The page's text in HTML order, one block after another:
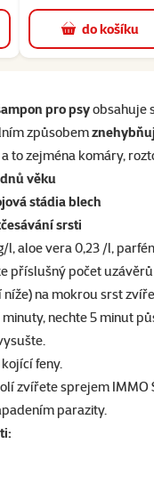
do košíku
pro psyobsahuje
způsobem
a to zejména komáry,
věku
stádia blech
srsti
l, aloe vera 0,23 /l,
příslušný počet
na mokrou srst
nechte 5 minut
feny.
zvířetesprejem IMMO
parazity.